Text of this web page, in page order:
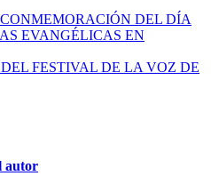
DEL DÍA
EVANGÉLICAS EN
DEL FESTIVAL DE LA VOZ DE
autor